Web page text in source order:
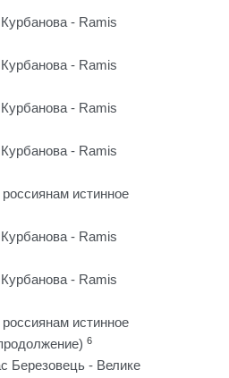
- Ramis
- Ramis
- Ramis
- Ramis
истинное
- Ramis
- Ramis
истинное
6
Березовець - Велике